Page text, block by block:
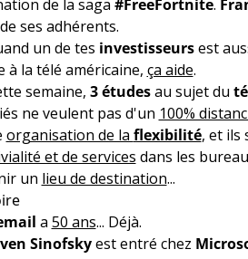
de la saga #FreeFortnite.
ses adhérents.
un de tes investisseursest
à la télé américaine, ça aide.
semaine, 3 étudesau sujet du
ne veulent pas d'un 100%
organisation de la flexibilité, et ils
et de services dans les
un lieu de destination...
a 50 ans... Déjà.
Sinofskyest entré chez